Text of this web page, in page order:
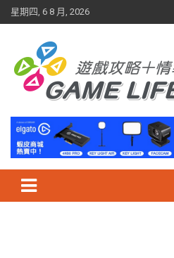
Skip
to
星期四, 6 8 月, 2026